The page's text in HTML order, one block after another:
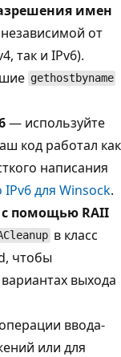
имен
от
так и IPv6).
gethostbyname
— используйте
код работал как
написания
IPv6 для Winsock.
помощью RAII
в класс
чтобы
выхода
ввода-
или для